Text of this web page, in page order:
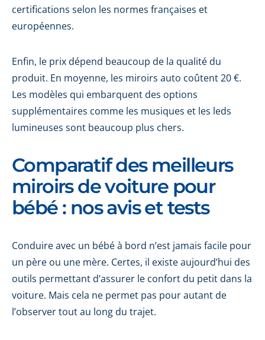
certifications selon les normes françaises et
européennes.
Enfin, le prix dépend beaucoup de la qualité du
produit. En moyenne, les miroirs auto coûtent 20 €.
Les modèles qui embarquent des options
supplémentaires comme les musiques et les leds
lumineuses sont beaucoup plus chers.
Comparatif des meilleurs
miroirs de voiture pour
bébé : nos avis et tests
Conduire avec un bébé à bord n’est jamais facile pour
un père ou une mère. Certes, il existe aujourd’hui des
outils permettant d’assurer le confort du petit dans la
voiture. Mais cela ne permet pas pour autant de
l’observer tout au long du trajet.